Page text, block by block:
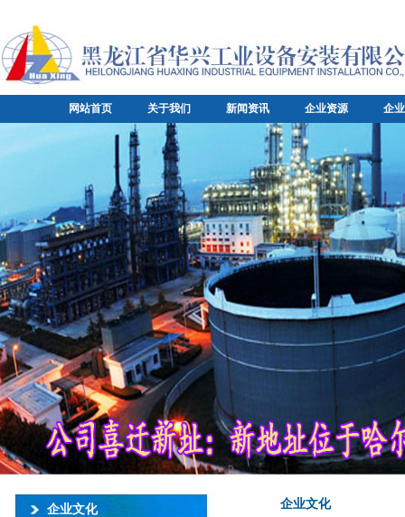
网站首页 关于我们 新闻资讯 企业资源 企
企业文化 企业文化